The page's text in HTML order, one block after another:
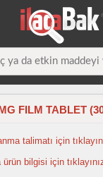
FILM TABLET
talimatı için
ürün bilgisi için